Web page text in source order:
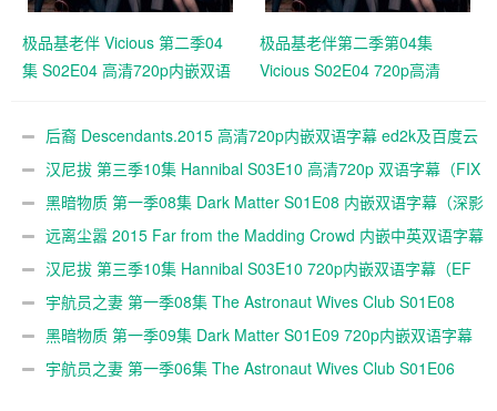
极品基老伴 Vicious 第二季04
集 S02E04 高清720p内嵌双语
极品基老伴第二季第04集
Vicious S02E04 720p高清
后裔 Descendants.2015 高清720p内嵌双语字幕 ed2k及百度云
下载汉尼拔 第三季10集 Hannibal S03E10 高清720p 双语字幕（FIX
字幕侠）
黑暗物质 第一季08集 Dark Matter S01E08 内嵌双语字幕（深影
字幕组）
远离尘嚣 2015 Far from the Madding Crowd 内嵌中英双语字幕
720P下载
汉尼拔 第三季10集 Hannibal S03E10 720p内嵌双语字幕（EF
字幕组）
宇航员之妻 第一季08集 The Astronaut Wives Club S01E08
720p双语字幕(EF字幕组)
黑暗物质 第一季09集 Dark Matter S01E09 720p内嵌双语字幕
（EF字幕组）
宇航员之妻 第一季06集 The Astronaut Wives Club S01E06